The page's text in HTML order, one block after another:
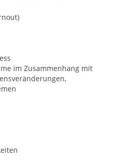
im Zusammenhang mit